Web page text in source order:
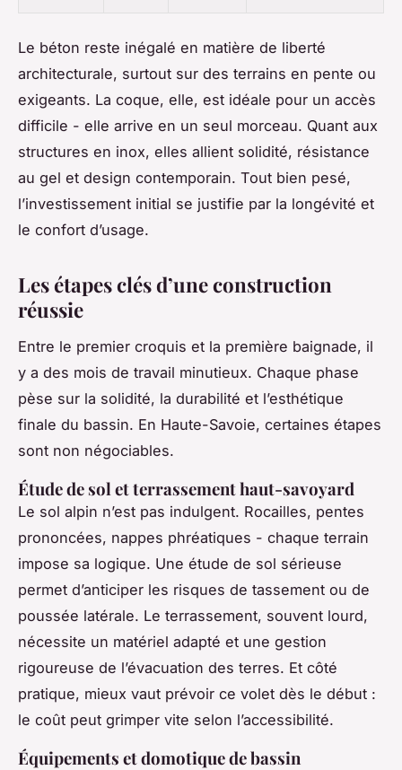
Le béton reste inégalé en matière de liberté
architecturale, surtout sur des terrains en pente ou
exigeants. La coque, elle, est idéale pour un accès
difficile - elle arrive en un seul morceau. Quant aux
structures en inox, elles allient solidité, résistance
au gel et design contemporain. Tout bien pesé,
l’investissement initial se justifie par la longévité et
le confort d’usage.
Les étapes clés d’une construction
réussie
Entre le premier croquis et la première baignade, il
y a des mois de travail minutieux. Chaque phase
pèse sur la solidité, la durabilité et l’esthétique
finale du bassin. En Haute-Savoie, certaines étapes
sont non négociables.
Étude de sol et terrassement haut-savoyard
Le sol alpin n’est pas indulgent. Rocailles, pentes
prononcées, nappes phréatiques - chaque terrain
impose sa logique. Une étude de sol sérieuse
permet d’anticiper les risques de tassement ou de
poussée latérale. Le terrassement, souvent lourd,
nécessite un matériel adapté et une gestion
rigoureuse de l’évacuation des terres. Et côté
pratique, mieux vaut prévoir ce volet dès le début :
le coût peut grimper vite selon l’accessibilité.
Équipements et domotique de bassin